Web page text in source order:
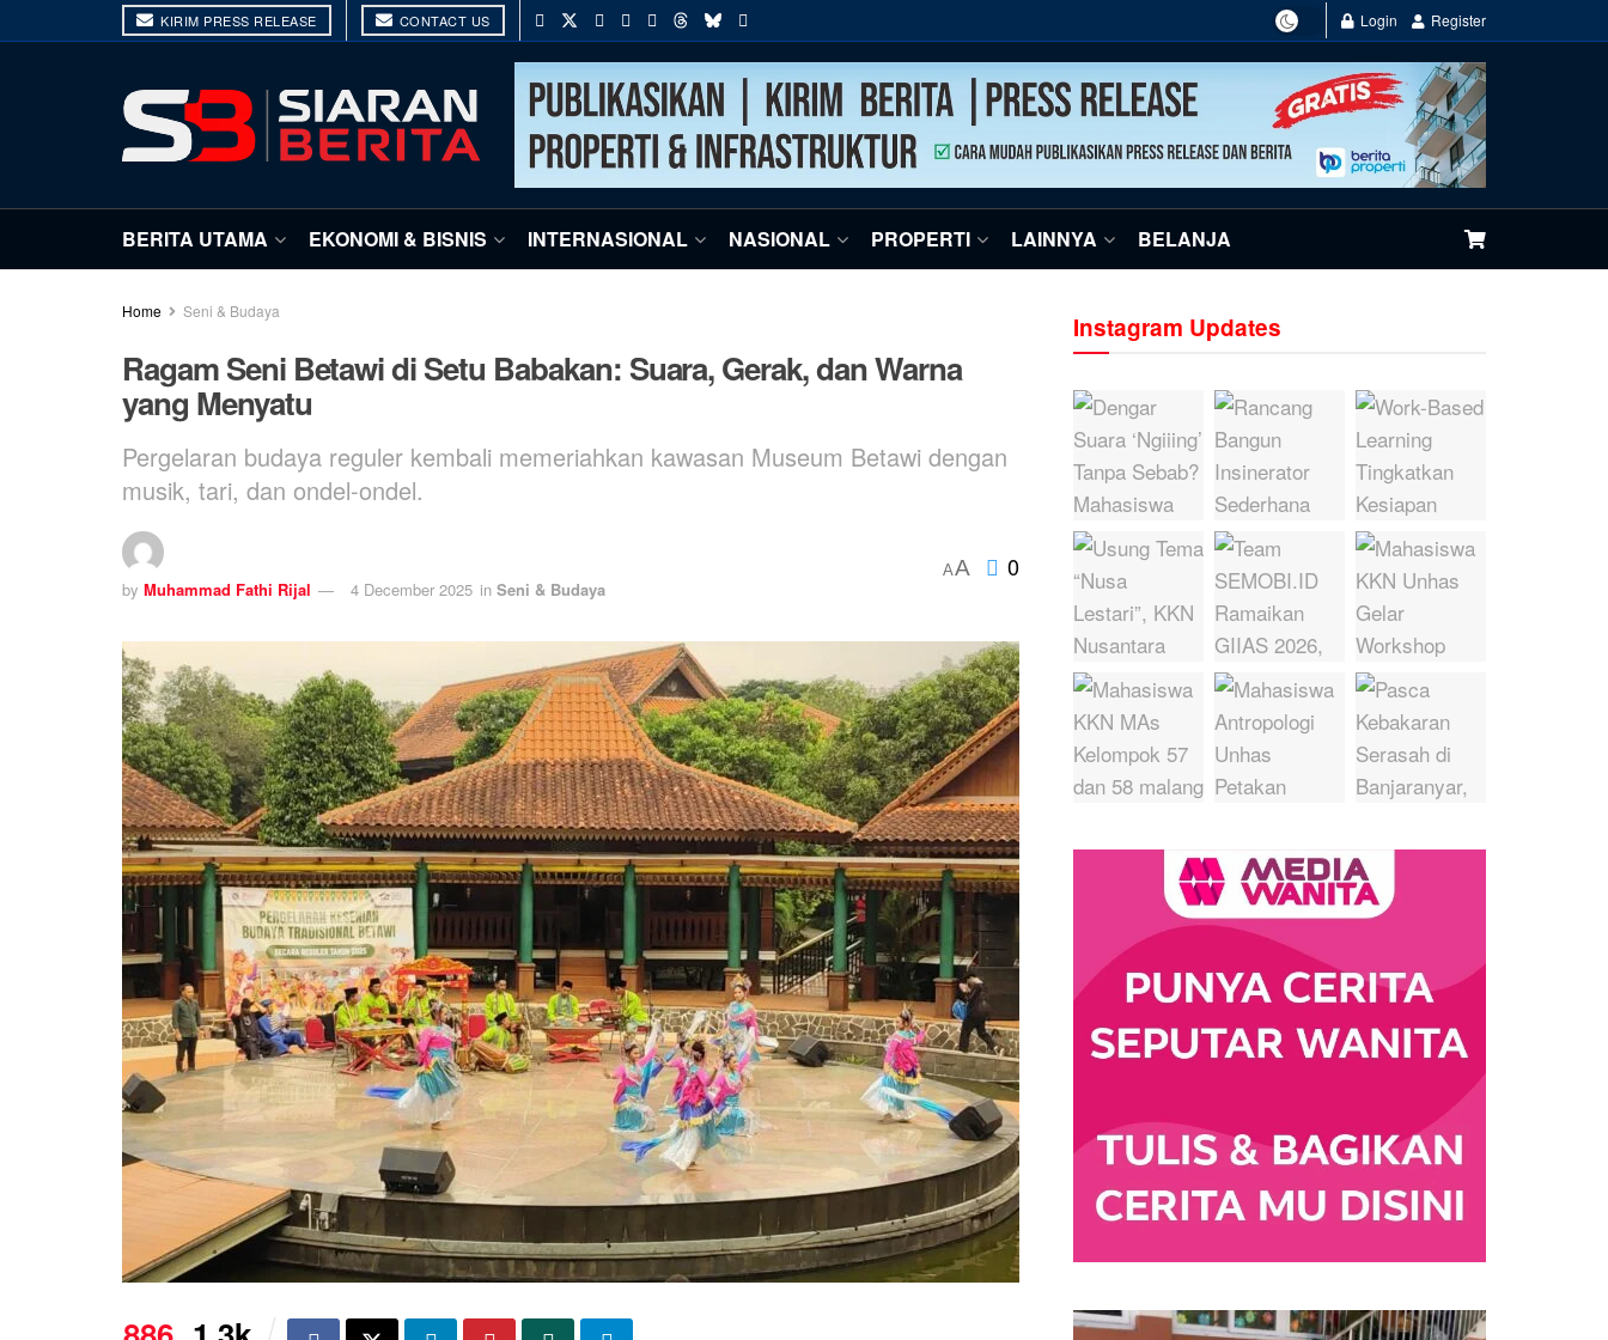
KIRIM PRESS RELEASE CONTACT US Login Register
BERITA UTAMA EKONOMI & BISNIS INTERNASIONAL NASIONAL PROPERTI LAINNYA BELANJA
Home Seni & Budaya
Ragam Seni Betawi di Setu Babakan: Suara, Gerak, dan Warna
yang Menyatu
Pergelaran budaya reguler kembali memeriahkan kawasan Museum Betawi dengan
musik, tari, dan ondel-ondel.
by Muhammad Fathi Rijal 4 December 2025 in Seni & Budaya
AA 0
Instagram Updates